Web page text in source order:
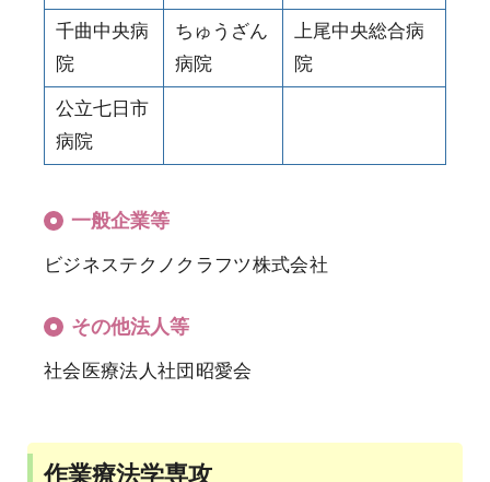
千曲中央病
院
ちゅうざん
病院
上尾中央総合病
院
公立七日市
病院
一般企業等
ビジネステクノクラフツ株式会社
その他法人等
社会医療法人社団昭愛会
作業療法学専攻